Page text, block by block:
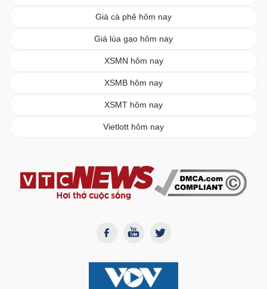
Giá cà phê hôm nay
Giá lúa gạo hôm nay
XSMN hôm nay
XSMB hôm nay
XSMT hôm nay
Vietlott hôm nay